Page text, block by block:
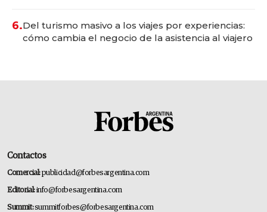
6.Del turismo masivo a los viajes por experiencias:
cómo cambia el negocio de la asistencia al viajero
Contactos
Comercial:publicidad@forbesargentina.com
Editorial:info@forbesargentina.com
Summit:summitforbes@forbesargentina.com